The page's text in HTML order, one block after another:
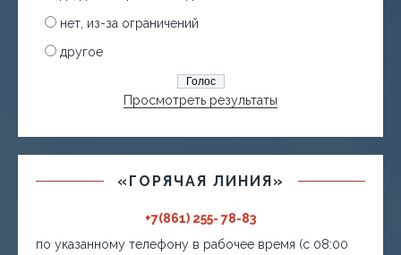
нет, из-за ограничений
другое
Просмотреть результаты
«ГОРЯЧАЯ ЛИНИЯ»
+7(861) 255- 78-83
по указанному телефону в рабочее время (с 08:00